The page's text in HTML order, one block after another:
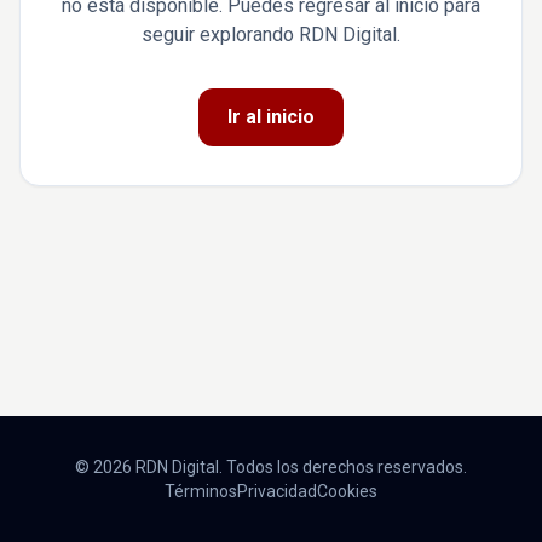
no está disponible. Puedes regresar al inicio para
seguir explorando RDN Digital.
Ir al inicio
© 2026 RDN Digital. Todos los derechos reservados.
TérminosPrivacidadCookies